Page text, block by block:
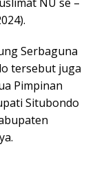
Serbaguna
tersebut juga
Pimpinan
Situbondo